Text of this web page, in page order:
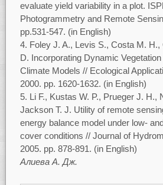
evaluate yield variability in a plot.
Photogrammetry and Remote
pp.531-547. (in English)
Foley J. A., Levis S., Costa M. H.,
D. Incorporating Dynamic
Climate Models // Ecological
2000. pp. 1620-1632. (in English)
Li F., Kustas W. P., Prueger J. H.,
Jackson T. J. Utility of remote
energy balance model under low-
cover conditions // Journal of
2005. pp. 878-891. (in English)
Алиева А. Дж.